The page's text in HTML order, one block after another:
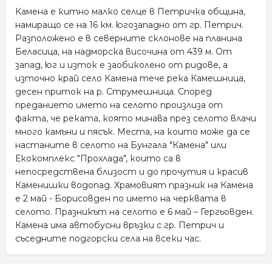
Камена е китно малко селце в Петричка община,
намиращо се на 16 км. югозападно от гр. Петрич.
Разположено е в северните склонове на планина
Беласица, на надморска височина от 439 м. От
запад, юг и изток е заобиколено от ридове, а
източно край село Камена тече река Камешница,
десен приток на р. Струмешница. Според
преданието името на селото произлиза от
факта, че реката, която минава през селото влачи
много камъни и пясък. Места, на които може да се
настаните в селото на Бунгала "Камена" или
Екокомплекс "Прохлада", които са в
непосредствена близост и до прочутия и красив
Каменишки водопад. Храмовият празник на Камена
е 2 май - Борисовден по името на черквата в
селото. Празникът на селото е 6 май – Гергьовден.
Камена има автобусни връзки с гр. Петрич и
съседните подгорски села на всеки час.